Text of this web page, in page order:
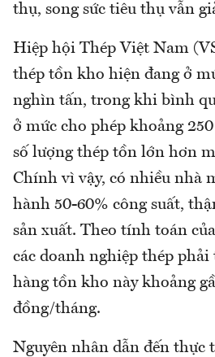
thụ, song sức tiêu thụ vẫn
Hiệp hội Thép Việt Nam
thép tồn kho hiện đang ở
nghìn tấn, trong khi bình
ở mức cho phép khoảng
số lượng thép tồn lớn hơn
Chính vì vậy, có nhiều nhà
hành 50-60% công suất,
sản xuất. Theo tính toán
các doanh nghiệp thép
hàng tồn kho này khoảng
đồng/tháng.
Nguyên nhân dẫn đến thực